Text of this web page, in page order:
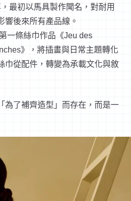
最初以馬具製作聞名，對耐用
響後來所有產品線。
一條絲巾作品《Jeu des
》，將插畫與日常主題轉化
巾從配件，轉變為承載文化與敘
為了補齊造型」而存在，而是一